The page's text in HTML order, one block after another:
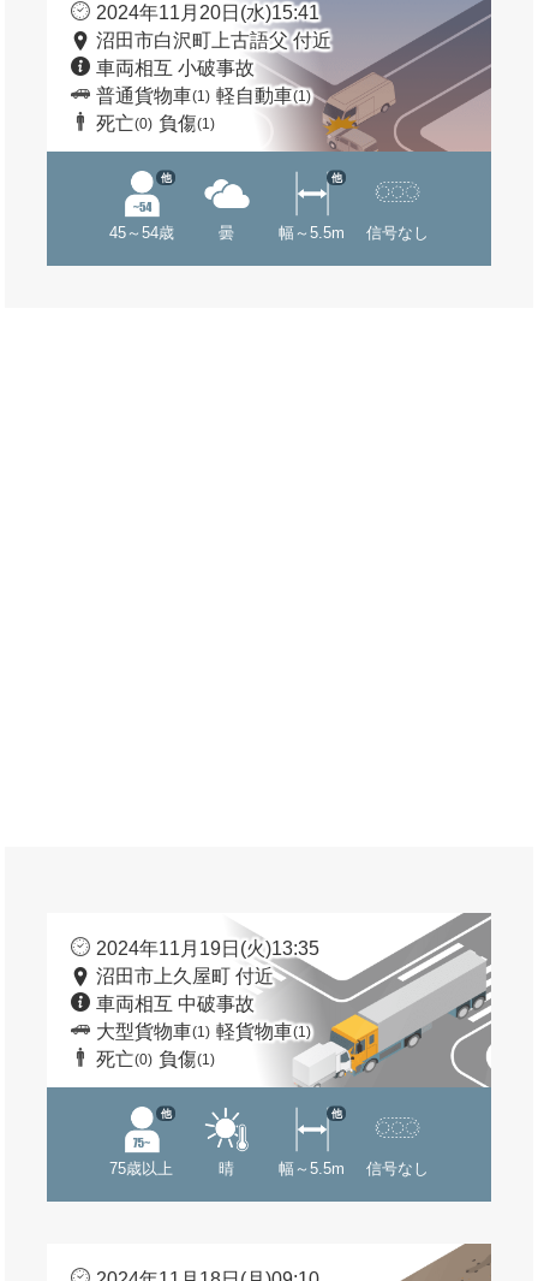
2024年11月20日(水)15:41
沼田市白沢町上古語父 付近
車両相互 小破事故
普通貨物車(1) 軽自動車(1)
死亡(0) 負傷(1)
45～54歳
他
曇 幅～5.5m
他
信号なし
2024年11月19日(火)13:35
沼田市上久屋町 付近
車両相互 中破事故
大型貨物車(1) 軽貨物車(1)
死亡(0) 負傷(1)
75歳以上
他
晴 幅～5.5m
他
信号なし